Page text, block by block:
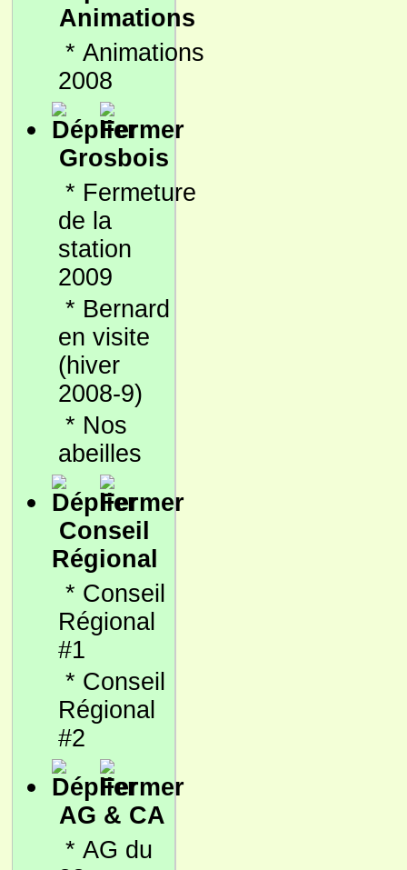
Animations
* Animations
2008
Grosbois
* Fermeture
de la
station
2009
* Bernard
en visite
(hiver
2008-9)
* Nos
abeilles
Conseil
Régional
* Conseil
Régional
#1
* Conseil
Régional
#2
AG & CA
* AG du